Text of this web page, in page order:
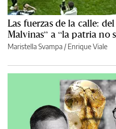
Las fuerzas de la calle:
Malvinas” a “la patria no
Maristella Svampa /Enrique Viale